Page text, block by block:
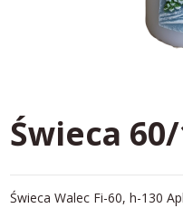
Świeca
Świeca Walec Fi-60, h-130